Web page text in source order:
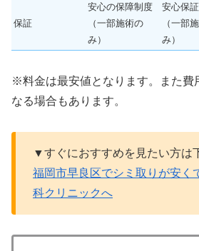
保証
安心の保障制度
（一部施術の
み）
安心保
（一部
み）
※料金は最安値となります。また費
なる場合もあります。
▼すぐにおすすめを見たい方は
福岡市早良区でシミ取りが安く
科クリニックへ